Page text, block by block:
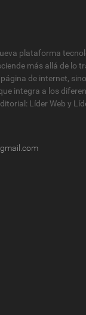
plataforma
más allá de lo
de internet,
integra a los
Líder Web y